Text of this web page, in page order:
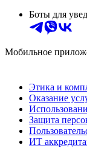
Боты для
Мобильное
Этика и
Оказание
Защита
ИТ